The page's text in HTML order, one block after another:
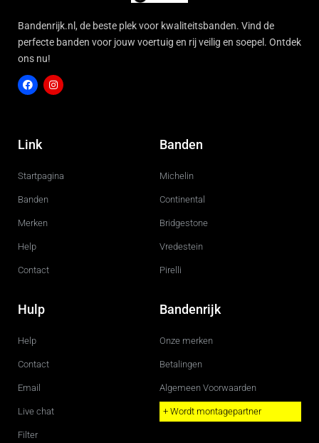
Bandenrijk.nl, de beste plek voor kwaliteitsbanden. Vind de
perfecte banden voor jouw voertuig en rij veilig en soepel. Ontdek
ons nu!
c
e
o
g
r
Link
Startpagina
Banden
Merken
Help
Contact
Banden
Michelin
Continental
Bridgestone
Vredestein
Pirelli
Hulp
Help
Contact
Email
Live chat
Filter
Bandenrijk
Onze merken
Betalingen
Algemeen Voorwaarden
+ Wordt montagepartner